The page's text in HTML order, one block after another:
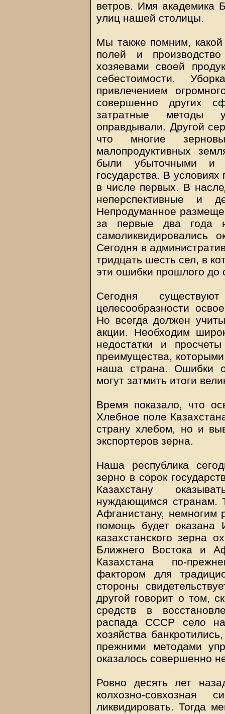
ветров. Имя академика
улиц нашей столицы.
Мы также помним, какой
полей и
хозяевами своей
себестоимости.
привлечением
совершенно других
затратные методы
оправдывали. Другой
что многие
малопродуктивных
были убыточными и
государства. В
в числе первых. В
неперспективные и
Непродуманное
за первые два года
самоликвидировались
Сегодня в
тридцать шесть сел, в
эти ошибки прошлого до
Сегодня
целесообразности
Но всегда должен
акции. Необходим
недостатки и
преимущества,
наша страна. Ошибки
могут затмить итоги
Время показало, что
Хлебное поле
страну хлебом, но и
экспортеров зерна.
Наша республика
зерно в сорок
Казахстану
нуждающимся странам.
Афганистану, немногим
помощь будет оказана
казахстанского зерна
Ближнего Востока и
Казахстана по-
фактором для
стороны
другой говорит о том,
средств в
распада СССР село
хозяйства
прежними методами
оказалось совершенно
Ровно десять лет
колхозно-
ликвидировать. Тогда